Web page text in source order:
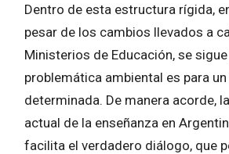
Dentro de esta estructura rígida,
pesar de los cambios llevados a
Ministerios de Educación, se
problemática ambiental es para un
determinada. De manera acorde,
actual de la enseñanza en
facilita el verdadero diálogo, que